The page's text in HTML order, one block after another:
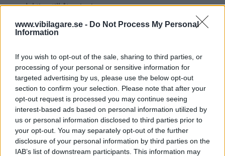
www.vibilagare.se - Do Not Process My Personal
Information
If you wish to opt-out of the sale, sharing to third parties, or
processing of your personal or sensitive information for
targeted advertising by us, please use the below opt-out
section to confirm your selection. Please note that after your
opt-out request is processed you may continue seeing
interest-based ads based on personal information utilized by
us or personal information disclosed to third parties prior to
your opt-out. You may separately opt-out of the further
disclosure of your personal information by third parties on the
IAB’s list of downstream participants. This information may
produktion till återvinning.
Rapporten visar att elbilars utsläpp uppgår till 63 gram
koldioxidekvivalenter per kilometer. För bensinbilar är
För hybrider (HEV) och laddhybrider (PHEV) är utsläppen
188 respektive 163 gram. Den stora skillnaden beror
främst på att elproduktionen i Europa blir allt mer
förnybar.
”Elbilar som säljs i Europa släpper ut 73
procent mindre växthusgaser under